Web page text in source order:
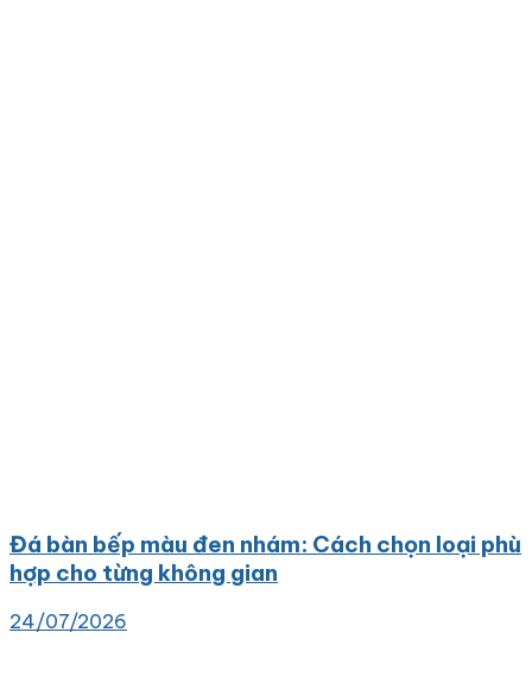
Đá bàn bếp màu đen nhám: Cách chọn loại phù
hợp cho từng không gian
24/07/2026